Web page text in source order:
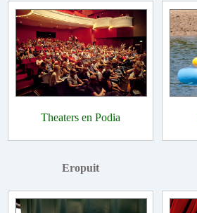
Theaters en Podia
Eropuit